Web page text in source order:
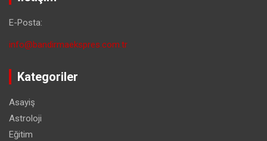
E-Posta:
info@bandirmaekspres.com.tr
Kategoriler
Asayiş
Astroloji
Eğitim